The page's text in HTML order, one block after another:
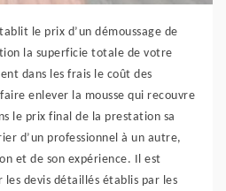
le prix d’un démoussage de
la superficie totale de votre
dans les frais le coût des
enlever la mousse qui recouvre
le prix final de la prestation sa
d’un professionnel à un autre,
et de son expérience. Il est
devis détaillés établis par les